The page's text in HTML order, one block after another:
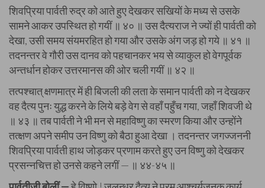
शिवप्रिया पार्वती रुद्र को आते हुए देखकर सखियों के मध्य से उसके
सामने आकर उपस्थित हो गयीं ॥ ४० ॥ उस दैत्यराज ने ज्यों ही पार्वती को
देखा, उसी समय संयमरहित हो गया और उसके अंग जड़ हो गये ॥ ४१ ॥
तदनन्तर वे गौरी उस दानव को पहचानकर भय से व्याकुल हो वेगपूर्वक
अन्तर्धान होकर उत्तरमानस की ओर चली गयीं ॥ ४२ ॥
तत्पश्चात् क्षणमात्र में ही बिजली की लता के समान पार्वती को न देखकर
वह दैत्य पुनः युद्ध करने के लिये बड़े वेग से वहाँ पहुँच गया, जहाँ शिवजी थे
॥ ४३ ॥ तब पार्वती ने भी मन से महाविष्णु का स्मरण किया और उन्होंने
तत्क्षण अपने समीप उन विष्णु को बैठा हुआ देखा । तदनन्तर जगज्जननी
शिवप्रिया पार्वती हाथ जोड़कर प्रणाम करते हुए उन विष्णु को देखकर
प्रसन्नचित्त हो उनसे कहने लगीं — ॥ ४४-४५ ॥